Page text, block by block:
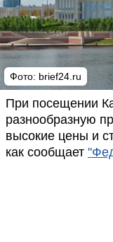
Фото: brief24.ru
При посещении
разнообразную
высокие цены и
как сообщает